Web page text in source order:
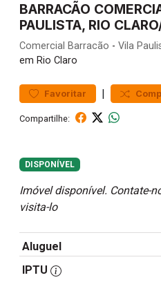
BARRACÃO
PAULISTA, RIO
Comercial Barracão - Vila
em Rio Claro
Favoritar |
Compartilhe:
DISPONÍVEL
Imóvel disponível. Contate-
visita-lo
Aluguel
IPTU